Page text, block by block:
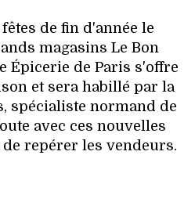
DE RUE
MARQUES
de fin d'année le
magasins Le Bon
Épicerie de Paris s'offre
et sera habillé par la
spécialiste normand de
avec ces nouvelles
repérer les vendeurs.